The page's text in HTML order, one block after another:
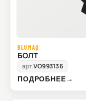
BLUMAQ
БОЛТ
арт.VO993136
ПОДРОБНЕЕ→